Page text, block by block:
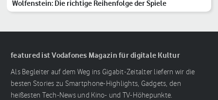
Wolfenstein: Die richtige Reihenfolge der Spiele
featured ist Vodafones Magazin für digitale Kultur
Als Begleiter auf dem Weg ins Gigabit-Zeitalter liefern wir die
besten Stories zu Smartphone-Highlights, Gadgets, den
heißesten Tech-News und Kino- und TV-Höhepunkte.